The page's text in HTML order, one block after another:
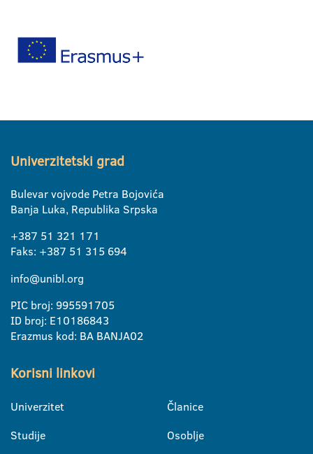
Univerzitetski grad
Bulevar vojvode Petra Bojovića
Banja Luka, Republika Srpska
+387 51 321 171
Faks: +387 51 315 694
info@unibl.org
PIC broj: 995591705
ID broj: E10186843
Erazmus kod: BA BANJA02
Korisni linkovi
Univerzitet
Studije
Članice
Osoblje